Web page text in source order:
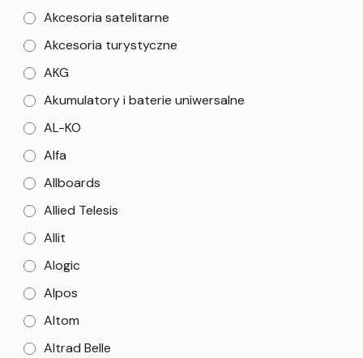
Akcesoria satelitarne
Akcesoria turystyczne
AKG
Akumulatory i baterie uniwersalne
AL-KO
Alfa
Allboards
Allied Telesis
Allit
Alogic
Alpos
Altom
Altrad Belle